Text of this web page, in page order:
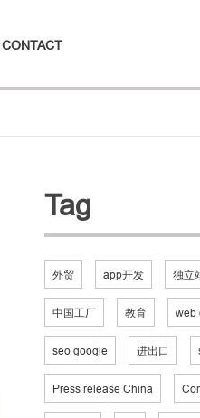
CONTACT
Tag
外贸 app开发 独立
中国工厂 教育 web
seo google 进出口
Press release China